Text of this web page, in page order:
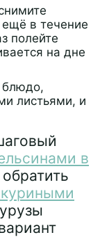
ещё в течение
полейте
на дне
блюдо,
листьями, и
в